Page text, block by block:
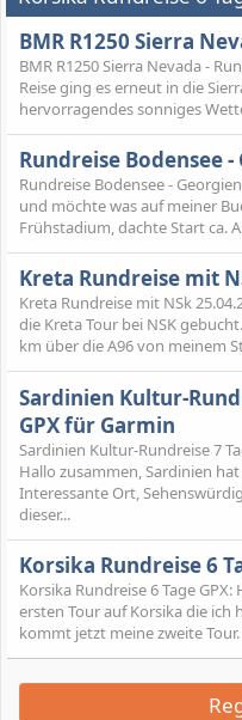
BMR R1250 Sierra
BMR R1250 Sierra Nevada -
Reise ging es erneut in die
hervorragendes sonniges
Rundreise Bodensee -
Rundreise Bodensee -
und möchte was auf meiner
Frühstadium, dachte Start ca.
Kreta Rundreise mit
Kreta Rundreise mit NSk
die Kreta Tour bei NSK
km über die A96 von meinem
Sardinien Kultur-
GPX für Garmin
Sardinien Kultur-Rundreise 7
Hallo zusammen, Sardinien
Interessante Ort,
dieser...
Korsika Rundreise 6
Korsika Rundreise 6 Tage
ersten Tour auf Korsika die ich
kommt jetzt meine zweite Tour.